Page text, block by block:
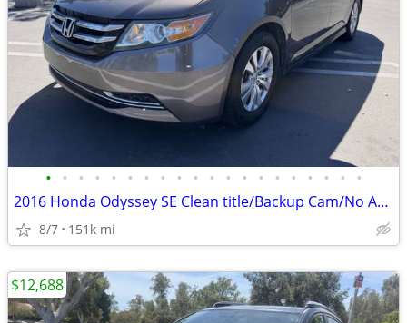
• • • • • • • • • • • • • • • • • • • •
2016 Honda Odyssey SE Clean title/Backup Cam/No Accident/Runs Strong!!
8/7 151k mi
$12,688